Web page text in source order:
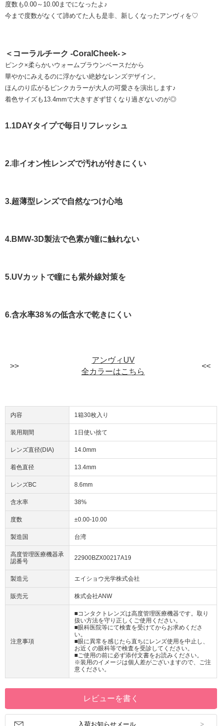
度数も0.00～10.00までになったよ♪
今まで度数がなくて諦めてた人も是非、新しくなったアンヴィを♡
＜コーラルチーク -CoralCheek-＞
ピンク×柔らかいウォームブラウンベースだから
華やかにみえるのに浮かない絶妙なレンズデザイン。
ほんのり広がるピンクカラーが大人の可愛さを演出します♪
着色サイズも13.4mmで大きすぎず甘くなり過ぎないのが◎
1.1DAYタイプで毎日リフレッシュ
2.非イオン性レンズで汚れが付きにくい
3.超薄型レンズで自然なつけ心地
4.BMW-3D製法で色素が瞳に触れない
5.UVカットで瞳にも紫外線対策を
6.含水率38％の低含水で乾きにくい
アンヴィUV
全カラーはこちら
内容 1箱30枚入り
装用期間 1日使い捨て
レンズ直径(DIA) 14.0mm
着色直径 13.4mm
レンズBC 8.6mm
含水率 38%
度数 ±0.00-10.00
製造国 台湾
高度管理医療機器承
認番号
22900BZX00217A19
製造元 エイショウ光学株式会社
販売元 株式会社ANW
注意事項
■コンタクトレンズは高度管理医療機器です。取り
扱い方法を守り正しくご使用ください。
■眼科医院等にて検査を受けてからお求めくださ
い。
■眼に異常を感じたら直ちにレンズ使用を中止し、
お近くの眼科等で検査を受診してください。
■ご使用の前に必ず添付文書をお読みください。
※装用のイメージは個人差がございますので、ご注
意ください。
レビューを書く
入荷お知らせメール